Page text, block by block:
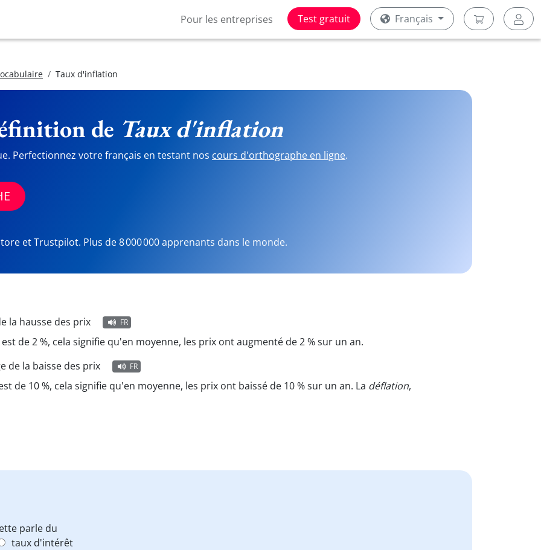
Pour les entreprises Test gratuit Français
Taux d'inflation
de Taux d'inflation
Perfectionnez votre français en testant nos cours d'orthographe en ligne.
et Trustpilot. Plus de 8 000 000 apprenants dans le monde.
la hausse des prix FR
de 2 %, cela signifie qu'en moyenne, les prix ont augmenté de 2 % sur un an.
de la baisse des prix
FR
de 10 %, cela signifie qu'en moyenne, les prix ont baissé de 10 % sur un an. La déflation,
parle du
taux d'intérêt